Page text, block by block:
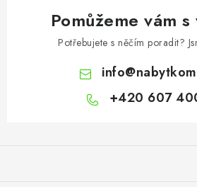
Pomůžeme vám
Potřebujete s něčím poradit?
info@
+420 607